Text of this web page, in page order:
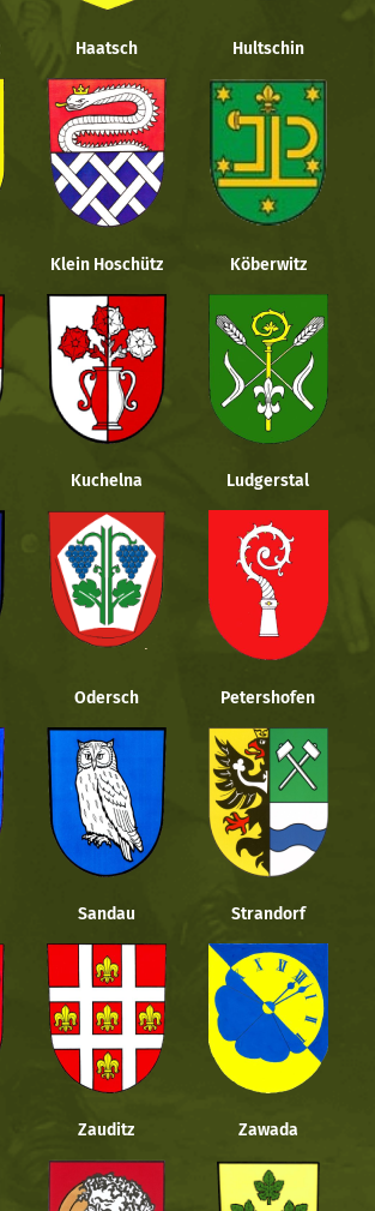
Haatsch Hultschin
Klein Hoschütz Köberwitz
Kuchelna Ludgerstal
Odersch Petershofen
Sandau Strandorf
Zauditz Zawada